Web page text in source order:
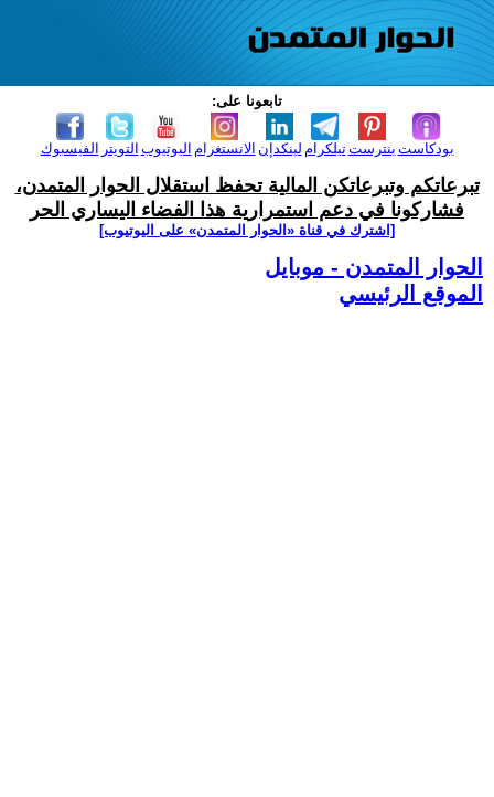
تابعونا على:
الفيسبوك التويتر اليوتيوب الانستغرام لينكدإن تيلكرامبنترست بودكاست
تبرعاتكم وتبرعاتكن المالية تحفظ استقلال الحوار المتمدن،
فشاركونا في دعم استمرارية هذا الفضاء اليساري الحر
[اشترك في قناة ‫«الحوار المتمدن» على اليوتيوب]
الحوار المتمدن - موبايل
الموقع الرئيسي